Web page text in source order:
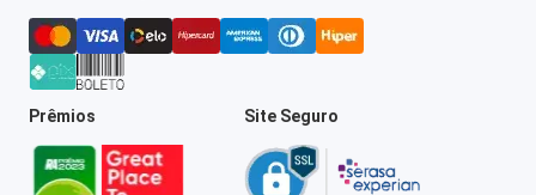
Prêmios Site Seguro